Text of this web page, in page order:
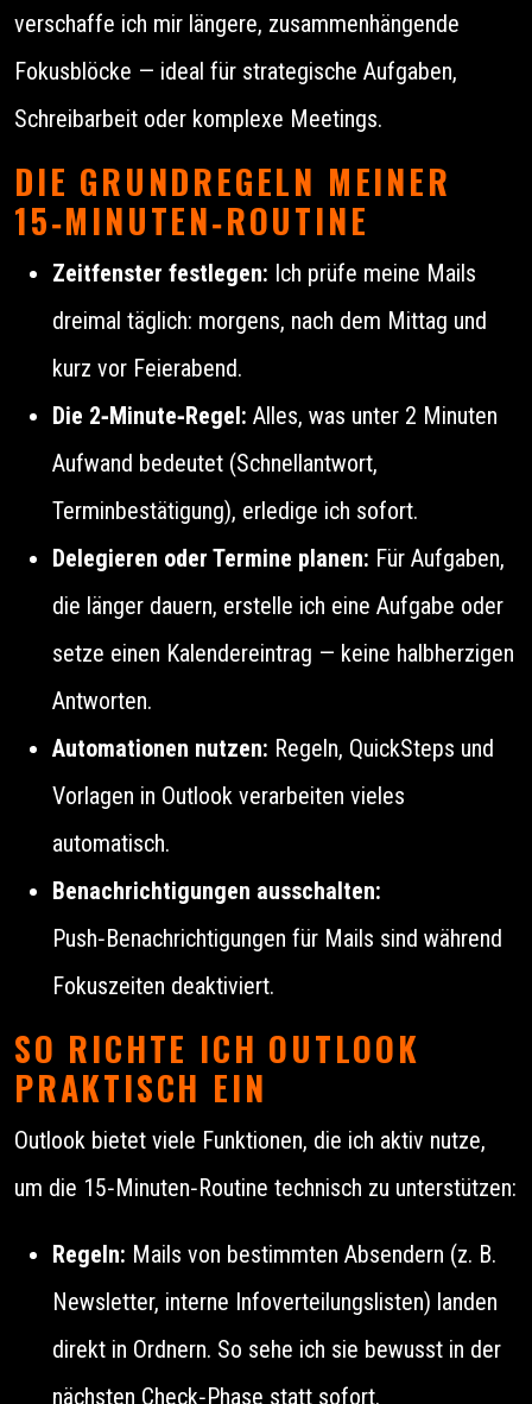
verschaffe ich mir längere, zusammenhängende
Fokusblöcke — ideal für strategische Aufgaben,
Schreibarbeit oder komplexe Meetings.
DIE GRUNDREGELN MEINER
15‑MINUTEN‑ROUTINE
Zeitfenster festlegen: Ich prüfe meine Mails
dreimal täglich: morgens, nach dem Mittag und
kurz vor Feierabend.
Die 2‑Minute‑Regel: Alles, was unter 2 Minuten
Aufwand bedeutet (Schnellantwort,
Terminbestätigung), erledige ich sofort.
Delegieren oder Termine planen: Für Aufgaben,
die länger dauern, erstelle ich eine Aufgabe oder
setze einen Kalendereintrag — keine halbherzigen
Antworten.
Automationen nutzen: Regeln, QuickSteps und
Vorlagen in Outlook verarbeiten vieles
automatisch.
Benachrichtigungen ausschalten:
Push‑Benachrichtigungen für Mails sind während
Fokuszeiten deaktiviert.
SO RICHTE ICH OUTLOOK
PRAKTISCH EIN
Outlook bietet viele Funktionen, die ich aktiv nutze,
um die 15‑Minuten‑Routine technisch zu unterstützen:
Regeln: Mails von bestimmten Absendern (z. B.
Newsletter, interne Infoverteilungslisten) landen
direkt in Ordnern. So sehe ich sie bewusst in der
nächsten Check‑Phase statt sofort.